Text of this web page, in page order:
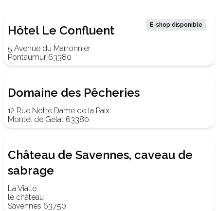
E-shop disponible
Hôtel Le Confluent
5 Avenue du Marronnier
Pontaumur 63380
Domaine des Pêcheries
12 Rue Notre Dame de la Paix
Montel de Gelat 63380
Château de Savennes, caveau de
sabrage
La Vialle
le château
Savennes 63750